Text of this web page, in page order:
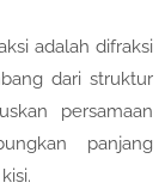
adalah difraksi
dari struktur
persamaan
panjang